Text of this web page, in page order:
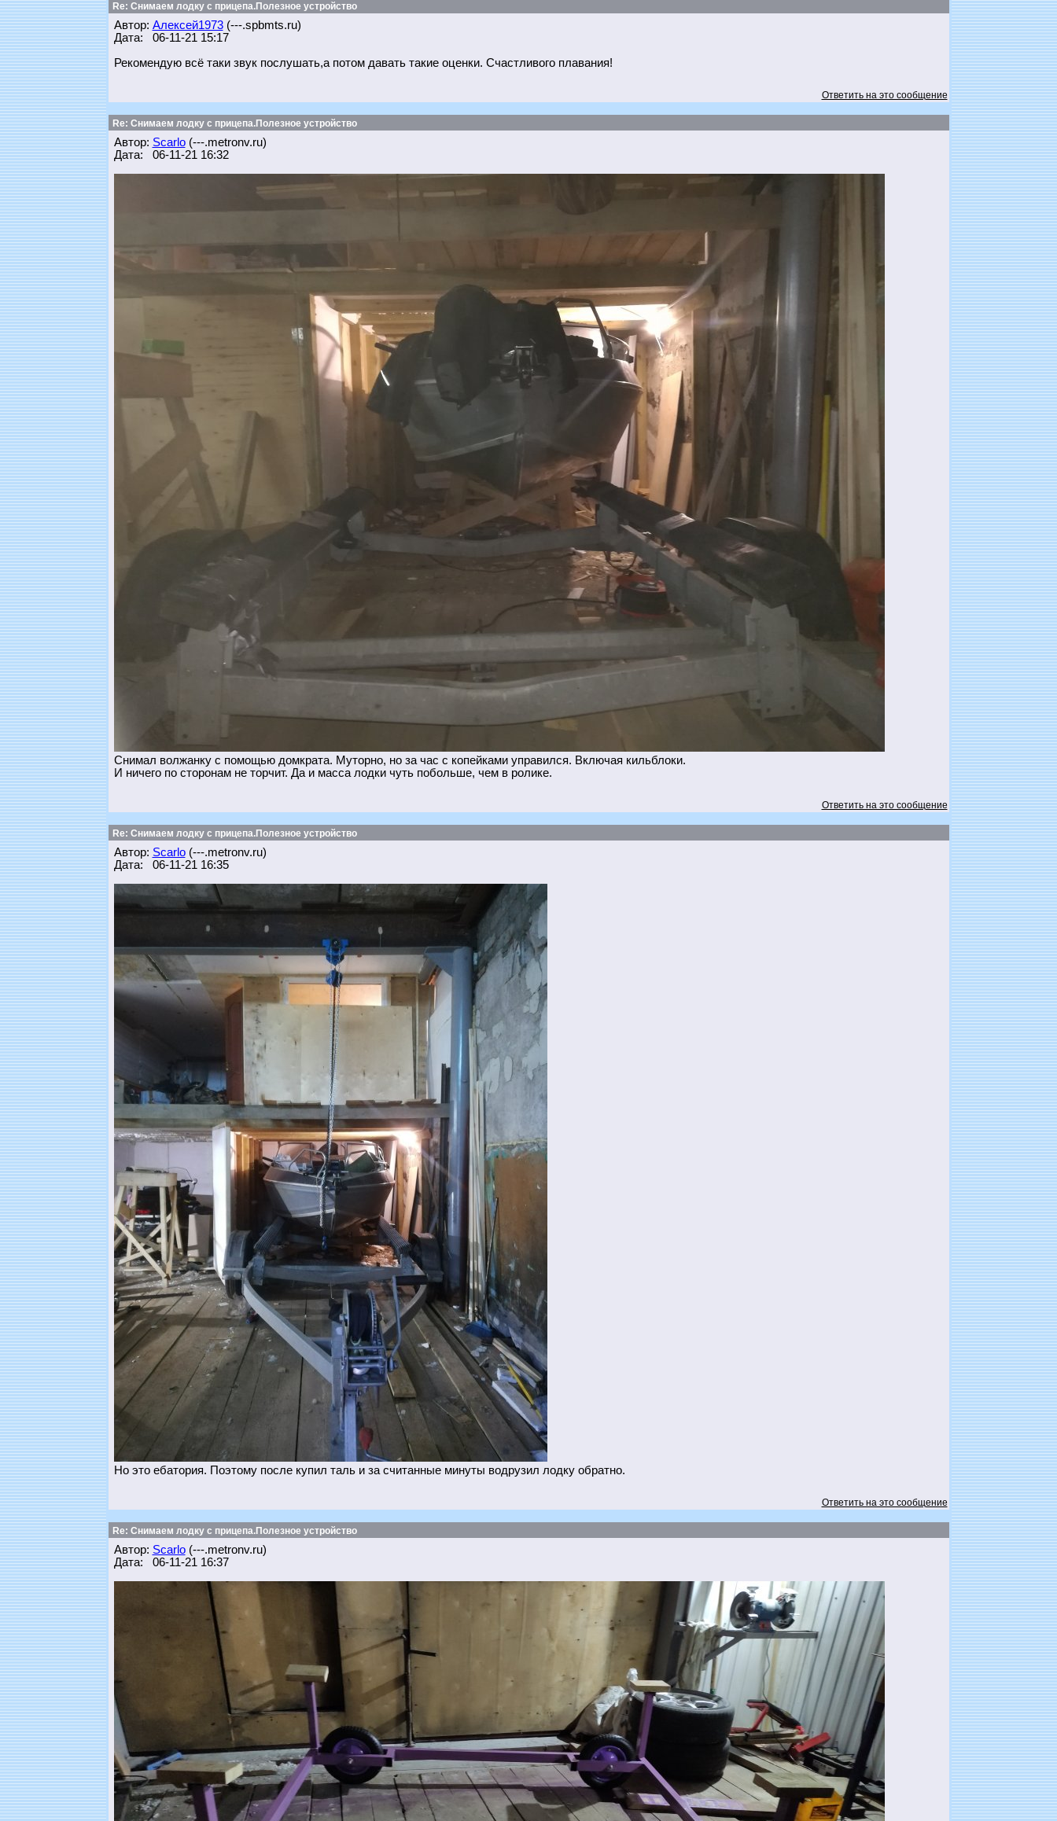
Re: Снимаем лодку с прицепа.Полезное устройство
Автор: Алексей1973(---.spbmts.ru)
Дата: 06-11-21 15:17
Рекомендую всё таки звук послушать,а потом давать такие оценки. Счастливого плавания!
Ответить на это сообщение
Re: Снимаем лодку с прицепа.Полезное устройство
Автор: Scarlo(---.metronv.ru)
Дата: 06-11-21 16:32
Снимал волжанку с помощью домкрата. Муторно, но за час с копейками управился. Включая кильблоки.
И ничего по сторонам не торчит. Да и масса лодки чуть побольше, чем в ролике.
Ответить на это сообщение
Re: Снимаем лодку с прицепа.Полезное устройство
Автор: Scarlo(---.metronv.ru)
Дата: 06-11-21 16:35
Но это ебатория. Поэтому после купил таль и за считанные минуты водрузил лодку обратно.
Ответить на это сообщение
Re: Снимаем лодку с прицепа.Полезное устройство
Автор: Scarlo(---.metronv.ru)
Дата: 06-11-21 16:37